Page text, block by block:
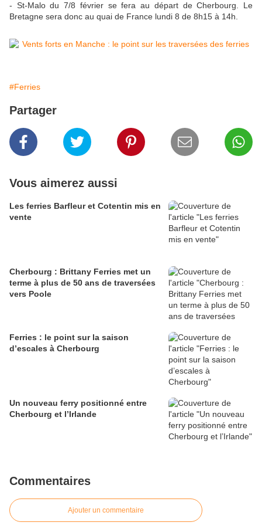
- St-Malo du 7/8 février se fera au départ de Cherbourg. Le
Bretagne sera donc au quai de France lundi 8 de 8h15 à 14h.
#Ferries
Partager
Vous aimerez aussi
Les ferries Barfleur et Cotentin mis en
vente
Cherbourg : Brittany Ferries met un
terme à plus de 50 ans de traversées
vers Poole
Ferries : le point sur la saison
d’escales à Cherbourg
Un nouveau ferry positionné entre
Cherbourg et l’Irlande
Commentaires
Ajouter un commentaire